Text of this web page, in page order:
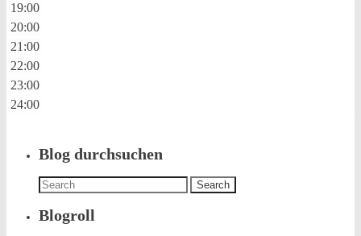
19:00
20:00
21:00
22:00
23:00
24:00
Blog durchsuchen
Search
for:
Blogroll